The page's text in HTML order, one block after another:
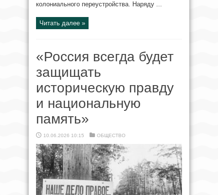
колониального переустройства. Наряду ...
Читать далее »
«Россия всегда будет
защищать
историческую правду
и национальную
память»
10.06.2026 10:15 ОБЩЕСТВО